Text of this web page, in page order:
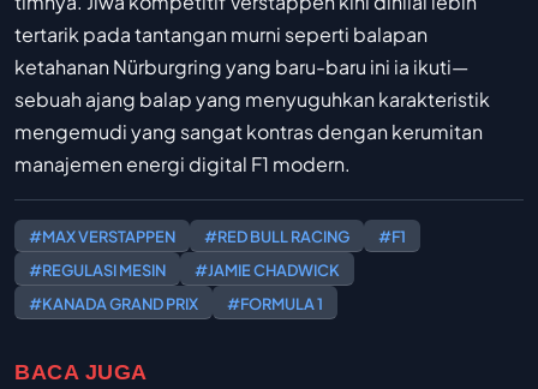
tertarik pada tantangan murni seperti balapan
ketahanan Nürburgring yang baru-baru ini ia ikuti—
sebuah ajang balap yang menyuguhkan karakteristik
mengemudi yang sangat kontras dengan kerumitan
manajemen energi digital F1 modern.
#MAX VERSTAPPEN #RED BULL RACING
#F1
#REGULASI MESIN
#JAMIE CHADWICK
#KANADA GRAND PRIX
#FORMULA 1
BACA JUGA